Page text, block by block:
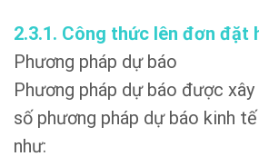
2.3.1. Công thức lên đơn đặt
Phương pháp dự báo
Phương pháp dự báo được
số phương pháp dự báo kinh
như: